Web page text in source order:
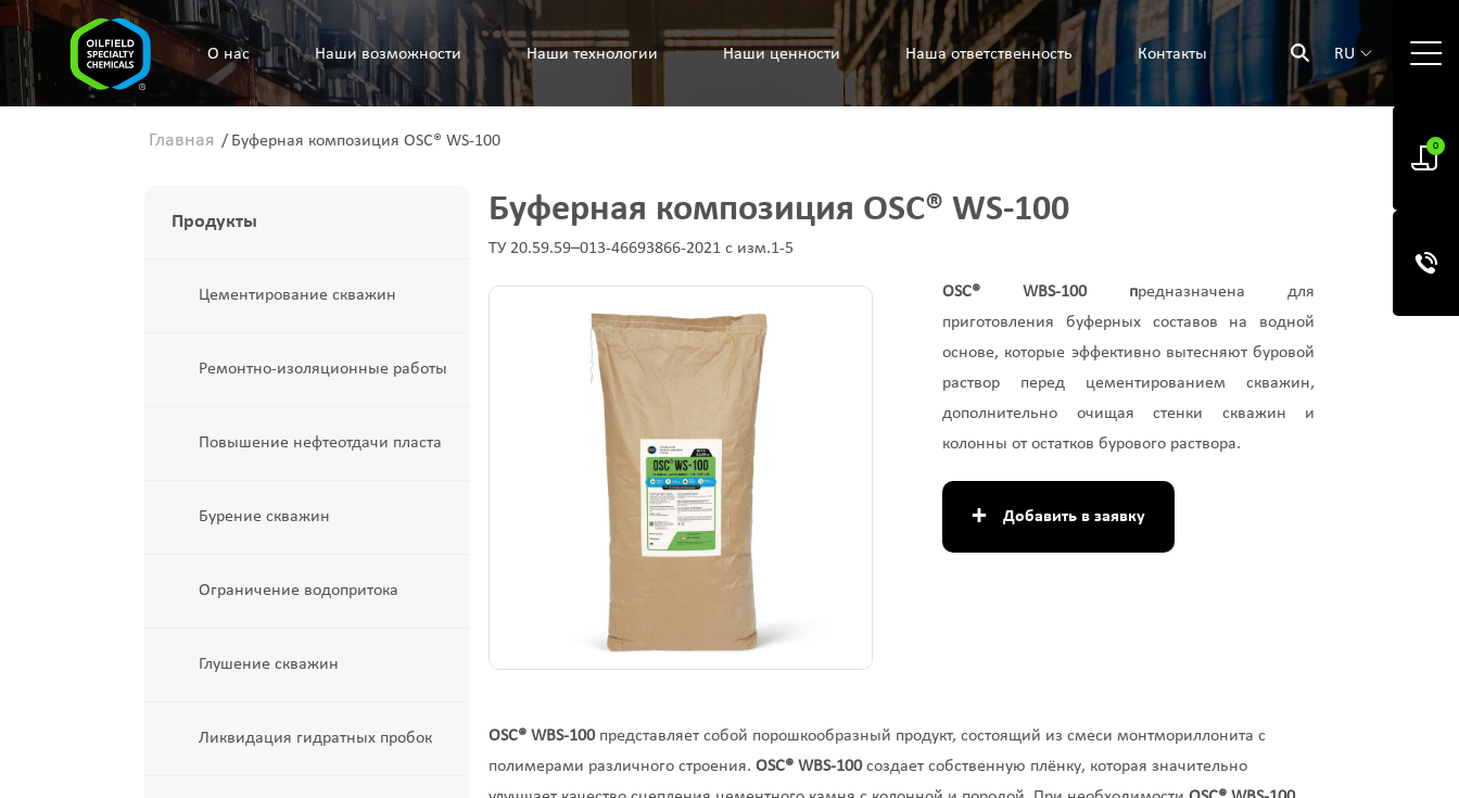
O нас Наши возможности Наши технологии Наши ценности Наша ответственность Контакты RU
0
Главная / Буферная композиция OSC® WS-100
Продукты
Цементирование скважин
Ремонтно-изоляционные работы
Повышение нефтеотдачи пласта
Бурение скважин
Ограничение водопритока
Глушение скважин
Ликвидация гидратных пробок
Буферная композиция OSC® WS-100
ТУ 20.59.59–013-46693866-2021 с изм.1-5
OSC® WBS-100 предназначена для
приготовления буферных составов на водной
основе, которые эффективно вытесняют буровой
раствор перед цементированием скважин,
дополнительно очищая стенки скважин и
колонны от остатков бурового раствора.
+ Добавить в заявку
OSC® WBS-100 представляет собой порошкообразный продукт, состоящий из смеси монтмориллонита с
полимерами различного строения. OSC® WBS-100создает собственную плёнку, которая значительно